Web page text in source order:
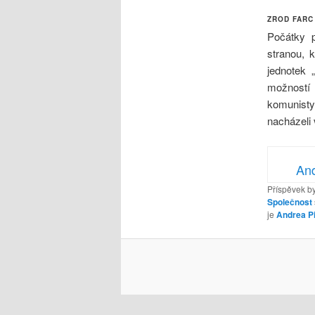
ZROD
Počátky
stranou,
jednotek
nacházeli
Příspěvek
Společnost
je Andrea